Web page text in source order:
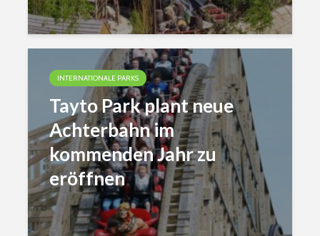
INTERNATIONALE PARKS
Tayto Park plant neue
Achterbahn im
kommenden Jahr zu
eröffnen